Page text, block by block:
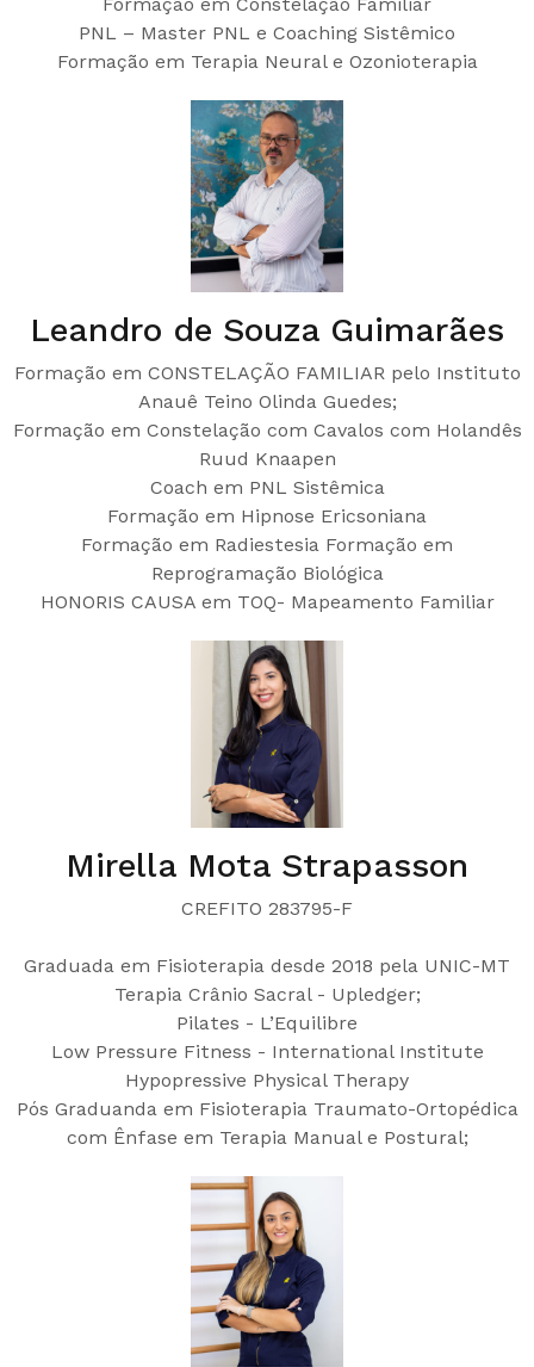
Formação em Constelação Familiar
PNL – Master PNL e Coaching Sistêmico
Formação em Terapia Neural e Ozonioterapia
Leandro de Souza Guimarães
Formação em CONSTELAÇÃO FAMILIAR pelo Instituto
Anauê Teino Olinda Guedes;
Formação em Constelação com Cavalos com Holandês
Ruud Knaapen
Coach em PNL Sistêmica
Formação em Hipnose Ericsoniana
Formação em Radiestesia Formação em
Reprogramação Biológica
HONORIS CAUSA em TOQ- Mapeamento Familiar
Mirella Mota Strapasson
CREFITO 283795-F
Graduada em Fisioterapia desde 2018 pela UNIC-MT
Terapia Crânio Sacral - Upledger;
Pilates - L’Equilibre
Low Pressure Fitness - International Institute
Hypopressive Physical Therapy
Pós Graduanda em Fisioterapia Traumato-Ortopédica
com Ênfase em Terapia Manual e Postural;